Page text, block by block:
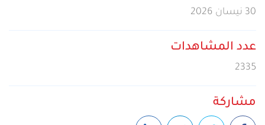
30 نيسان 2026
عدد المشاهدات
2335
مشاركة